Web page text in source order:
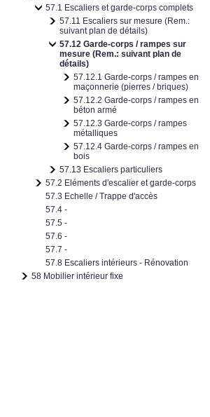
57.1 Escaliers et garde-corps complets
57.11 Escaliers sur mesure (Rem.:
suivant plan de détails)
57.12 Garde-corps / rampes sur
mesure (Rem.: suivant plan de
détails)
57.12.1 Garde-corps / rampes en
maçonnerie (pierres / briques)
57.12.2 Garde-corps / rampes en
béton armé
57.12.3 Garde-corps / rampes
métalliques
57.12.4 Garde-corps / rampes en
bois
57.13 Escaliers particuliers
57.2 Eléments d'escalier et garde-corps
57.3 Echelle / Trappe d'accès
57.4 -
57.5 -
57.6 -
57.7 -
57.8 Escaliers intérieurs - Rénovation
58 Mobilier intérieur fixe